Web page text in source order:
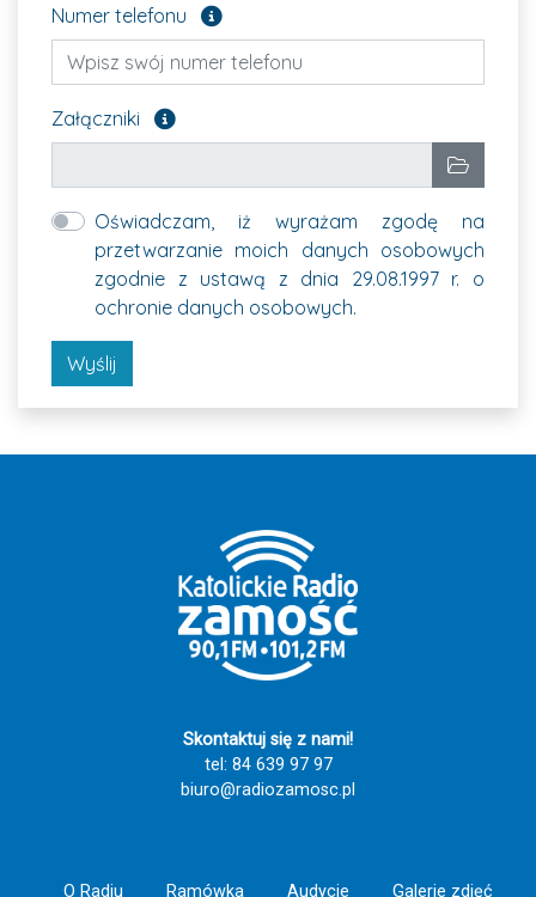
Numer telefonu Pole opcjonalne
Załączniki Załącz pliki, które chcesz wysłać. Pole
Wybierz
Oświadczam, iż wyrażam zgodę na
przetwarzanie moich danych osobowych
zgodnie z ustawą z dnia 29.08.1997 r. o
ochronie danych osobowych.
Wyślij
Skontaktuj się z nami!
tel: 84 639 97 97
biuro@radiozamosc.pl
O Radiu Ramówka Audycje Galerie zdjęć